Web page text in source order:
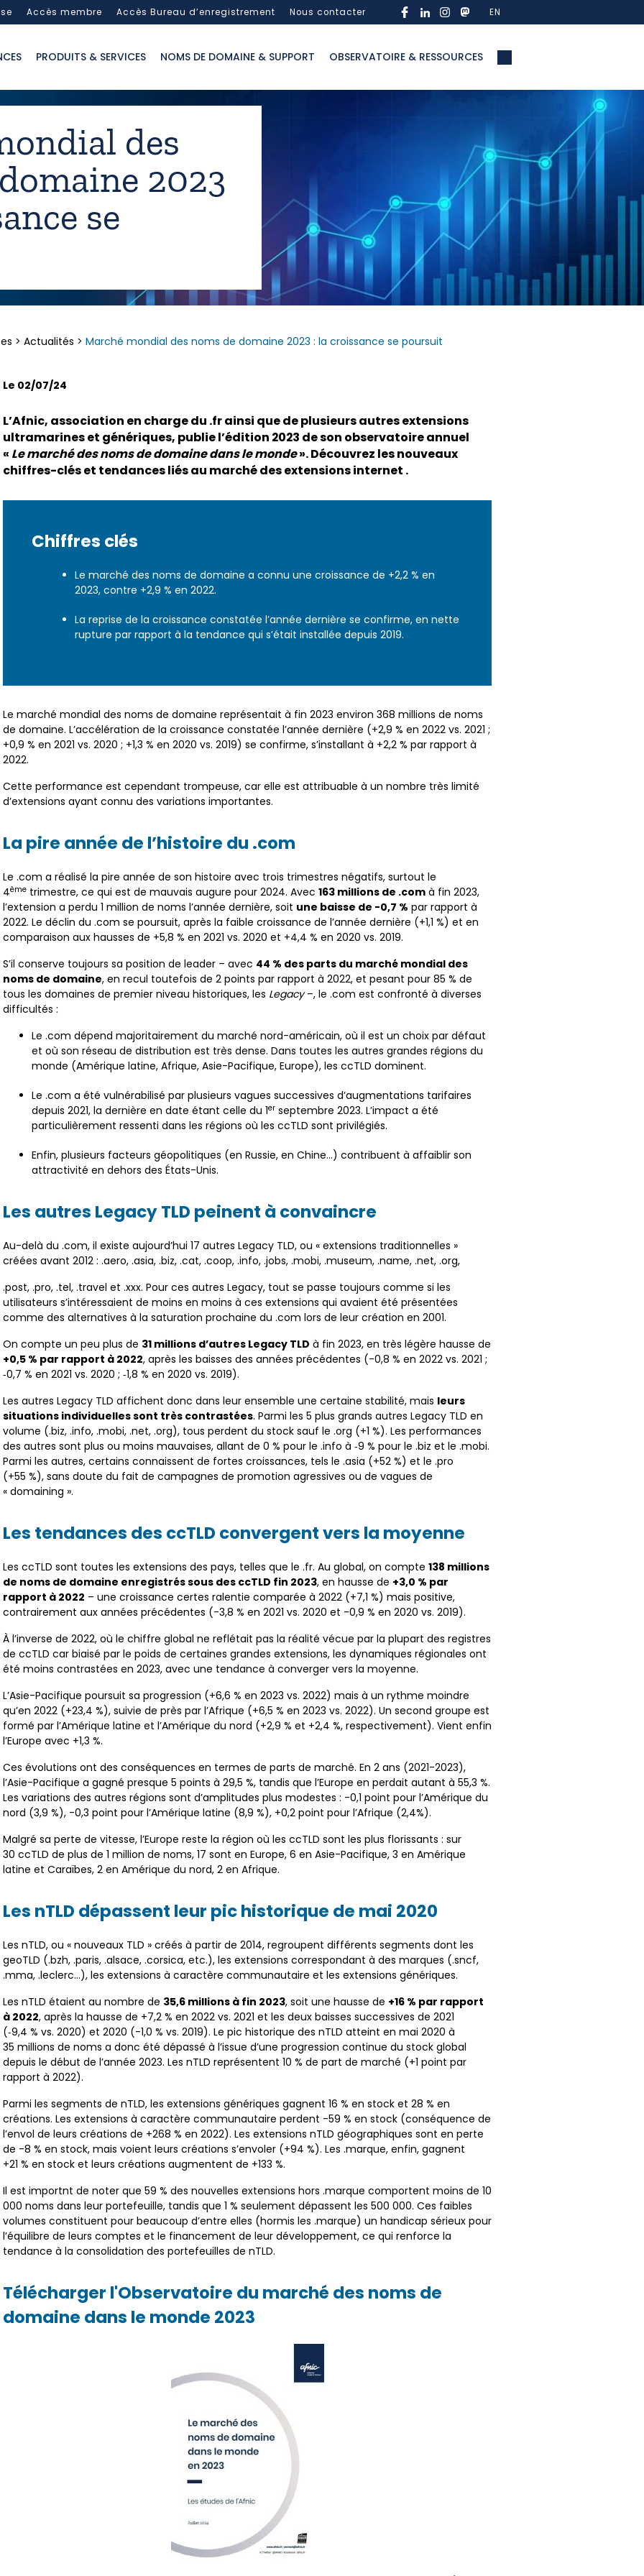
Accès membre Accès Bureau d’enregistrement Nous contacter EN
PRODUITS & SERVICES NOMS DE DOMAINE & SUPPORT OBSERVATOIRE & RESSOURCES
des
2023
se
> Actualités > Marché mondial des noms de domaine 2023 : la croissance se poursuit
Le 02/07/24
L’Afnic, association en charge du .fr ainsi que de plusieurs autres extensions
ultramarines et génériques, publie l’édition 2023 de son observatoire annuel
« Le marché des noms de domaine dans le monde». Découvrez les nouveaux
chiffres-clés et tendances liés au marché des extensions internet .
Chiffres clés
Le marché des noms de domaine a connu une croissance de +2,2 % en
2023, contre +2,9 % en 2022.
La reprise de la croissance constatée l’année dernière se confirme, en nette
rupture par rapport à la tendance qui s’était installée depuis 2019.
Le marché mondial des noms de domaine représentait à fin 2023 environ 368 millions de noms
de domaine. L’accélération de la croissance constatée l’année dernière (+2,9 % en 2022 vs. 2021 ;
+0,9 % en 2021 vs. 2020 ; +1,3 % en 2020 vs. 2019) se confirme, s’installant à +2,2 % par rapport à
2022.
Cette performance est cependant trompeuse, car elle est attribuable à un nombre très limité
d’extensions ayant connu des variations importantes.
La pire année de l’histoire du .com
Le .com a réalisé la pire année de son histoire avec trois trimestres négatifs, surtout le
4ème trimestre, ce qui est de mauvais augure pour 2024. Avec 163 millions de .com à fin 2023,
l’extension a perdu 1 million de noms l’année dernière, soit une baisse de -0,7 % par rapport à
2022. Le déclin du .com se poursuit, après la faible croissance de l’année dernière (+1,1 %) et en
comparaison aux hausses de +5,8 % en 2021 vs. 2020 et +4,4 % en 2020 vs. 2019.
S’il conserve toujours sa position de leader – avec 44 % des parts du marché mondial des
noms de domaine, en recul toutefois de 2 points par rapport à 2022, et pesant pour 85 % de
tous les domaines de premier niveau historiques, les Legacy–, le .com est confronté à diverses
difficultés :
Le .com dépend majoritairement du marché nord-américain, où il est un choix par défaut
et où son réseau de distribution est très dense. Dans toutes les autres grandes régions du
monde (Amérique latine, Afrique, Asie-Pacifique, Europe), les ccTLD dominent.
Le .com a été vulnérabilisé par plusieurs vagues successives d’augmentations tarifaires
depuis 2021, la dernière en date étant celle du 1er septembre 2023. L’impact a été
particulièrement ressenti dans les régions où les ccTLD sont privilégiés.
Enfin, plusieurs facteurs géopolitiques (en Russie, en Chine…) contribuent à affaiblir son
attractivité en dehors des États-Unis.
Les autres Legacy TLD peinent à convaincre
Au-delà du .com, il existe aujourd’hui 17 autres Legacy TLD, ou « extensions traditionnelles »
créées avant 2012 : .aero, .asia, .biz, .cat, .coop, .info, .jobs, .mobi, .museum, .name, .net, .org,
.post, .pro, .tel, .travel et .xxx. Pour ces autres Legacy, tout se passe toujours comme si les
utilisateurs s’intéressaient de moins en moins à ces extensions qui avaient été présentées
comme des alternatives à la saturation prochaine du .com lors de leur création en 2001.
On compte un peu plus de 31 millions d’autres Legacy TLD à fin 2023, en très légère hausse de
+0,5 % par rapport à 2022, après les baisses des années précédentes (-0,8 % en 2022 vs. 2021 ;
‑0,7 % en 2021 vs. 2020 ; ‑1,8 % en 2020 vs. 2019).
Les autres Legacy TLD affichent donc dans leur ensemble une certaine stabilité, mais leurs
situations individuelles sont très contrastées. Parmi les 5 plus grands autres Legacy TLD en
volume (.biz, .info, .mobi, .net, .org), tous perdent du stock sauf le .org (+1 %). Les performances
des autres sont plus ou moins mauvaises, allant de 0 % pour le .info à ‑9 % pour le .biz et le .mobi.
Parmi les autres, certains connaissent de fortes croissances, tels le .asia (+52 %) et le .pro
(+55 %), sans doute du fait de campagnes de promotion agressives ou de vagues de
« domaining ».
Les tendances des ccTLD convergent vers la moyenne
Les ccTLD sont toutes les extensions des pays, telles que le .fr. Au global, on compte 138 millions
de noms de domaine enregistrés sous des ccTLD fin 2023, en hausse de +3,0 % par
rapport à 2022 – une croissance certes ralentie comparée à 2022 (+7,1 %) mais positive,
contrairement aux années précédentes (-3,8 % en 2021 vs. 2020 et -0,9 % en 2020 vs. 2019).
À l’inverse de 2022, où le chiffre global ne reflétait pas la réalité vécue par la plupart des registres
de ccTLD car biaisé par le poids de certaines grandes extensions, les dynamiques régionales ont
été moins contrastées en 2023, avec une tendance à converger vers la moyenne.
L’Asie-Pacifique poursuit sa progression (+6,6 % en 2023 vs. 2022) mais à un rythme moindre
qu’en 2022 (+23,4 %), suivie de près par l’Afrique (+6,5 % en 2023 vs. 2022). Un second groupe est
formé par l’Amérique latine et l’Amérique du nord (+2,9 % et +2,4 %, respectivement). Vient enfin
l’Europe avec +1,3 %.
Ces évolutions ont des conséquences en termes de parts de marché. En 2 ans (2021-2023),
l’Asie-Pacifique a gagné presque 5 points à 29,5 %, tandis que l’Europe en perdait autant à 55,3 %.
Les variations des autres régions sont d’amplitudes plus modestes : -0,1 point pour l’Amérique du
nord (3,9 %), -0,3 point pour l’Amérique latine (8,9 %), +0,2 point pour l’Afrique (2,4%).
Malgré sa perte de vitesse, l’Europe reste la région où les ccTLD sont les plus florissants : sur
30 ccTLD de plus de 1 million de noms, 17 sont en Europe, 6 en Asie-Pacifique, 3 en Amérique
latine et Caraïbes, 2 en Amérique du nord, 2 en Afrique.
Les nTLD dépassent leur pic historique de mai 2020
Les nTLD, ou « nouveaux TLD » créés à partir de 2014, regroupent différents segments dont les
geoTLD (.bzh, .paris, .alsace, .corsica, etc.), les extensions correspondant à des marques (.sncf,
.mma, .leclerc…), les extensions à caractère communautaire et les extensions génériques.
Les nTLD étaient au nombre de 35,6 millions à fin 2023, soit une hausse de +16 % par rapport
à 2022, après la hausse de +7,2 % en 2022 vs. 2021 et les deux baisses successives de 2021
(‑9,4 % vs. 2020) et 2020 (-1,0 % vs. 2019). Le pic historique des nTLD atteint en mai 2020 à
35 millions de noms a donc été dépassé à l’issue d’une progression continue du stock global
depuis le début de l’année 2023. Les nTLD représentent 10 % de part de marché (+1 point par
rapport à 2022).
Parmi les segments de nTLD, les extensions génériques gagnent 16 % en stock et 28 % en
créations. Les extensions à caractère communautaire perdent -59 % en stock (conséquence de
l’envol de leurs créations de +268 % en 2022). Les extensions nTLD géographiques sont en perte
de -8 % en stock, mais voient leurs créations s’envoler (+94 %). Les .marque, enfin, gagnent
+21 % en stock et leurs créations augmentent de +133 %.
Il est importnt de noter que 59 % des nouvelles extensions hors .marque comportent moins de 10
000 noms dans leur portefeuille, tandis que 1 % seulement dépassent les 500 000. Ces faibles
volumes constituent pour beaucoup d’entre elles (hormis les .marque) un handicap sérieux pour
l’équilibre de leurs comptes et le financement de leur développement, ce qui renforce la
tendance à la consolidation des portefeuilles de nTLD.
Télécharger l'Observatoire du marché des noms de
domaine dans le monde 2023